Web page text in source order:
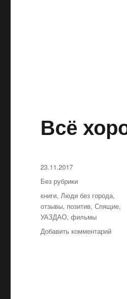
Всё
Опубликовано
23.11.2017
Рубрики
Без рубрики
Метки
книги,Люди без города,
отзывы, позитив,Спящие,
УАЗДАО,фильмы
Добавить комментарий